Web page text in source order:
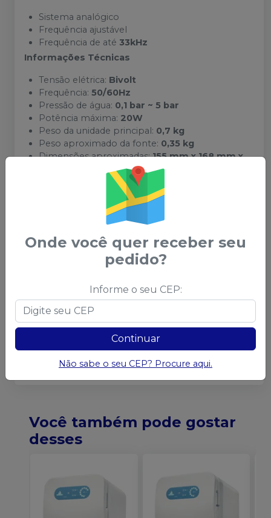
Sistema analógico
Frequência ajustável
Frequência de até 33kHz
Informações Técnicas
Tensão elétrica: Bivolt
Frequência: 50/60Hz
Pressão de água: 0,1 bar ~ 5 bar
Potência máxima: 20W
Peso da unidade principal: 0,7 kg
Peso aproximado da fonte: 0,35 kg
Dimensões aproximadas:155 mm x 168 mm x
06 meses de garantia de fábrica
Você também pode gostar
desses
Onde você quer receber seu
pedido?
Informe o seu CEP:
Continuar
Não sabe o seu CEP? Procure aqui.